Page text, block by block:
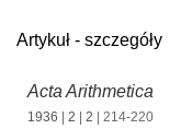
Artykuł - szczegóły
Acta Arithmetica
1936 2 2 | 214-220